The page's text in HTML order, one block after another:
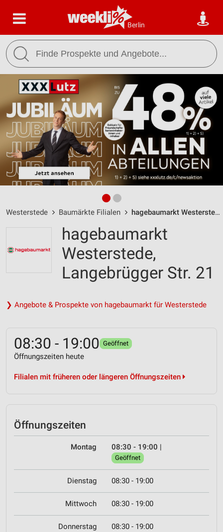
Berlin
Westerstede Baumärkte Filialen hagebaumarkt Westerstede / Langebrügger Str. 21 - Öffnungszeiten & Adresse
hagebaumarkt
Westerstede,
Langebrügger Str. 21
❯ Angebote & Prospekte von hagebaumarkt für Westerstede
08:30 - 19:00 Geöffnet
Öffnungszeiten heute
Filialen mit früheren oder längeren Öffnungszeiten
Öffnungszeiten
Montag 08:30 - 19:00 |
Geöffnet
Dienstag 08:30 - 19:00
Mittwoch 08:30 - 19:00
Donnerstag 08:30 - 19:00